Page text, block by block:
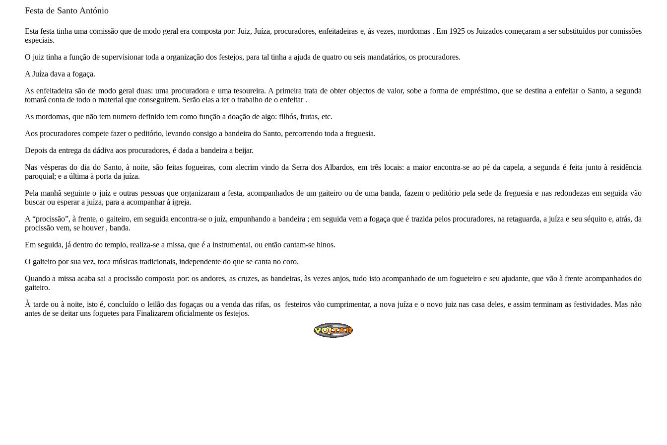
Festa de Santo António
Esta festa tinha uma comissão que de modo geral era composta por: Juiz, Juíza, procuradores, enfeitadeiras e, ás vezes, mordomas . Em 1925 os Juizados começaram a ser substituídos por comissões
especiais.
O juiz tinha a função de supervisionar toda a organização dos festejos, para tal tinha a ajuda de quatro ou seis mandatários, os procuradores.
A Juíza dava a fogaça.
As enfeitadeira são de modo geral duas: uma procuradora e uma tesoureira. A primeira trata de obter objectos de valor, sobe a forma de empréstimo, que se destina a enfeitar o Santo, a segunda
tomará conta de todo o material que conseguirem. Serão elas a ter o trabalho de o enfeitar .
As mordomas, que não tem numero definido tem como função a doação de algo: filhós, frutas, etc.
Aos procuradores compete fazer o peditório, levando consigo a bandeira do Santo, percorrendo toda a freguesia.
Depois da entrega da dádiva aos procuradores, é dada a bandeira a beijar.
Nas vésperas do dia do Santo, à noite, são feitas fogueiras, com alecrim vindo da Serra dos Albardos, em três locais: a maior encontra-se ao pé da capela, a segunda é feita junto à residência
paroquial; e a última à porta da juíza.
Pela manhã seguinte o juíz e outras pessoas que organizaram a festa, acompanhados de um gaiteiro ou de uma banda, fazem o peditório pela sede da freguesia e nas redondezas em seguida vão
buscar ou esperar a juíza, para a acompanhar à igreja.
A “procissão”, à frente, o gaiteiro, em seguida encontra-se o juíz, empunhando a bandeira ; em seguida vem a fogaça que é trazida pelos procuradores, na retaguarda, a juíza e seu séquito e, atrás, da
procissão vem, se houver , banda.
Em seguida, já dentro do templo, realiza-se a missa, que é a instrumental, ou então cantam-se hinos.
O gaiteiro por sua vez, toca músicas tradicionais, independente do que se canta no coro.
Quando a missa acaba sai a procissão composta por: os andores, as cruzes, as bandeiras, às vezes anjos, tudo isto acompanhado de um fogueteiro e seu ajudante, que vão à frente acompanhados do
gaiteiro.
À tarde ou à noite, isto é, concluído o leilão das fogaças ou a venda das rifas, os festeiros vão cumprimentar, a nova juíza e o novo juiz nas casa deles, e assim terminam as festividades. Mas não
antes de se deitar uns foguetes para Finalizarem oficialmente os festejos.